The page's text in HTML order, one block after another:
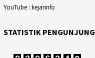
YouTube : kejarinfo
STATISTIK PENGUNJUNG